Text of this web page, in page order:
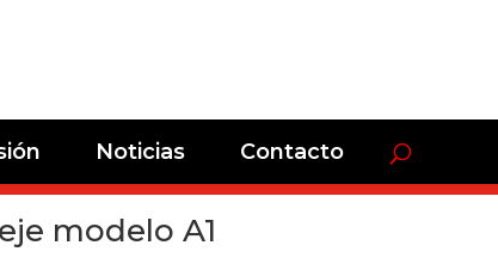
Noticias Contacto
modelo A1